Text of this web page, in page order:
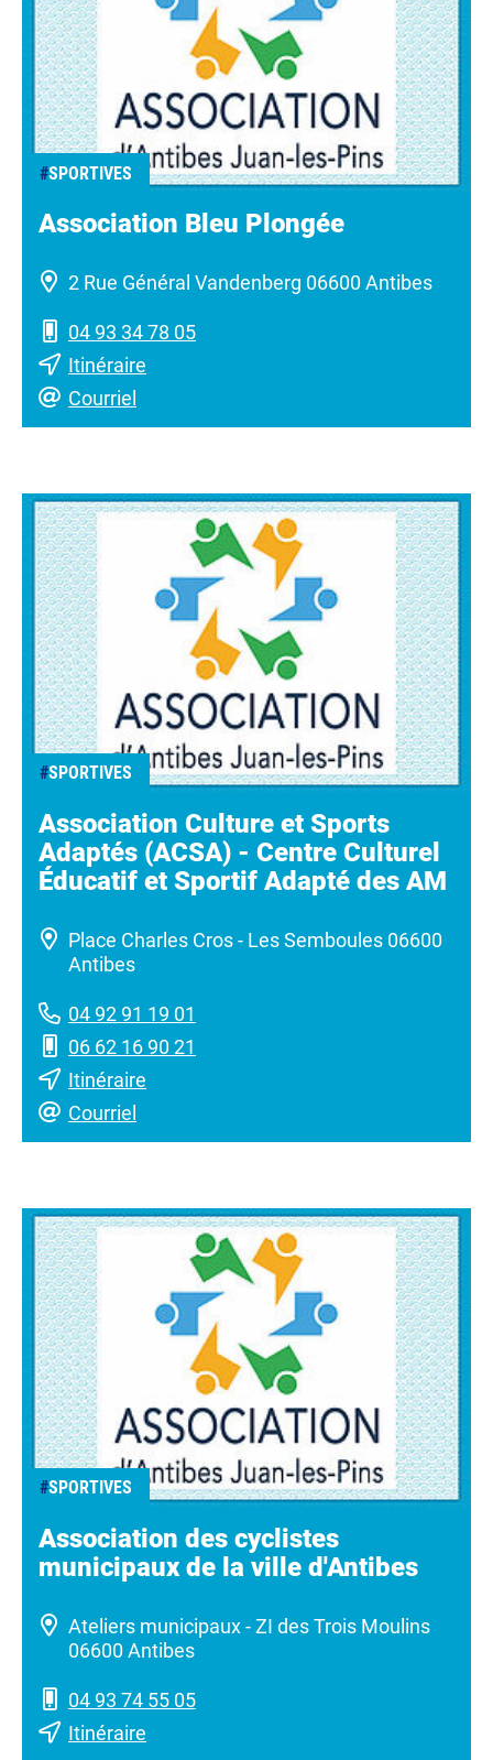
#SPORTIVES
Association Bleu Plongée
2 Rue Général Vandenberg 06600 Antibes
04 93 34 78 05
Itinéraire
Courriel
#SPORTIVES
Association Culture et Sports
Adaptés (ACSA) - Centre Culturel
Éducatif et Sportif Adapté des AM
Place Charles Cros - Les Semboules 06600
Antibes
04 92 91 19 01
06 62 16 90 21
Itinéraire
Courriel
#SPORTIVES
Association des cyclistes
municipaux de la ville d'Antibes
Ateliers municipaux - ZI des Trois Moulins
06600 Antibes
04 93 74 55 05
Itinéraire